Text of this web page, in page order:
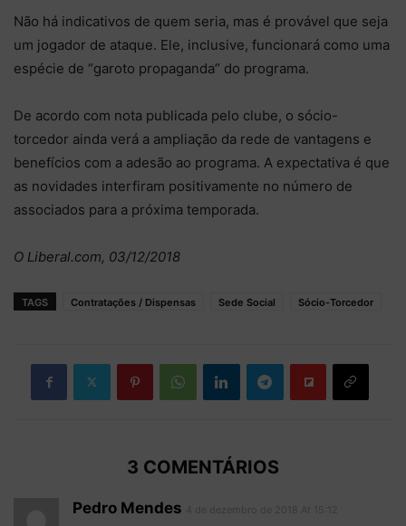
Não há indicativos de quem seria, mas é provável que seja
um jogador de ataque. Ele, inclusive, funcionará como uma
espécie de “garoto propaganda” do programa.
De acordo com nota publicada pelo clube, o sócio-
torcedor ainda verá a ampliação da rede de vantagens e
benefícios com a adesão ao programa. A expectativa é que
as novidades interfiram positivamente no número de
associados para a próxima temporada.
O Liberal.com, 03/12/2018
TAGS Contratações / Dispensas Sede Social Sócio-Torcedor
3 COMENTÁRIOS
Pedro Mendes